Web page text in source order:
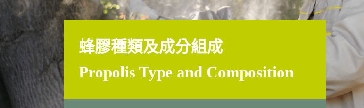
蜂膠種類及成分組成
Propolis Type and Composition